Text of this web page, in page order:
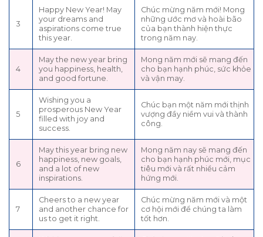
3
Happy New Year! May
your dreams and
aspirations come true
this year.
Chúc mừng năm mới! Mong
những ước mơ và hoài bão
của bạn thành hiện thực
trong năm nay.
4
May the new year bring
you happiness, health,
and good fortune.
Mong năm mới sẽ mang đến
cho bạn hạnh phúc, sức khỏe
và vận may.
5
Wishing you a
prosperous New Year
filled with joy and
success.
Chúc bạn một năm mới thịnh
vượng đầy niềm vui và thành
công.
6
May this year bring new
happiness, new goals,
and a lot of new
inspirations.
Mong năm nay sẽ mang đến
cho bạn hạnh phúc mới, mục
tiêu mới và rất nhiều cảm
hứng mới.
7
Cheers to a new year
and another chance for
us to get it right.
Chúc mừng năm mới và một
cơ hội mới để chúng ta làm
tốt hơn.